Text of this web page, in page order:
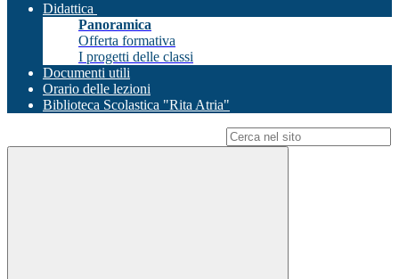
Didattica
Panoramica
Offerta formativa
I progetti delle classi
Documenti utili
Orario delle lezioni
Biblioteca Scolastica "Rita Atria"